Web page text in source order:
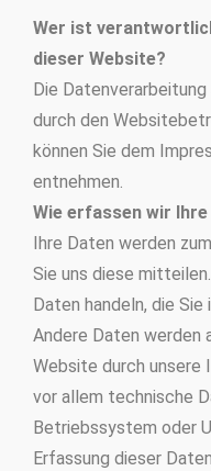
Wer ist
dieser Website?
Die
durch den
können Sie dem
entnehmen.
Wie erfassen wir Ihre
Ihre Daten werden
Sie uns diese
Daten handeln, die
Andere Daten werden
Website durch unsere
vor allem technische
Betriebssystem oder
Erfassung dieser